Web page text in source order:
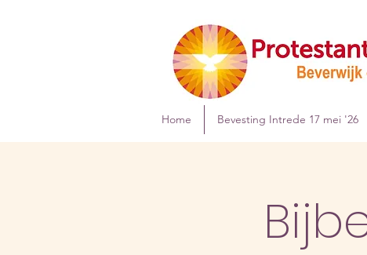
Home Bevesting Intrede 17 mei '26